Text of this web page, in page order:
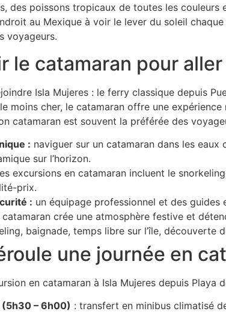
des poissons tropicaux de toutes les couleurs
au Mexique à voir le lever du soleil
voyageurs.
le catamaran pour
Isla Mujeres : le ferry classique depuis
moins cher, le catamaran offre une
catamaran est souvent la préférée des
: naviguer sur un catamaran dans les
sur l’horizon.
excursions en catamaran incluent le
prix.
: un équipage professionnel et des
catamaran crée une atmosphère festive et
baignade, temps libre sur l’île, découverte
une journée en
en catamaran à Isla Mujeres depuis
(5h30 – 6h00) : transfert en minibus climatisé